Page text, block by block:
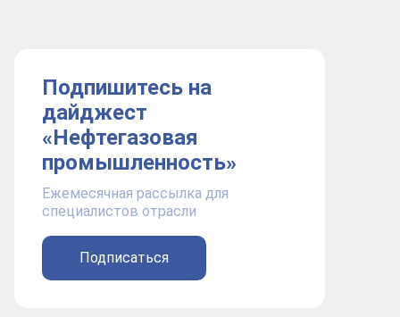
Подпишитесь на
дайджест
«Нефтегазовая
промышленность»
Ежемесячная рассылка для
специалистов отрасли
Подписаться